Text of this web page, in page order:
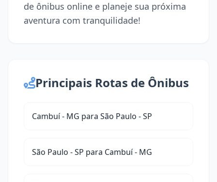
de ônibus online e planeje sua próxima
aventura com tranquilidade!
Principais Rotas de Ônibus
Cambuí - MG para São Paulo - SP
São Paulo - SP para Cambuí - MG